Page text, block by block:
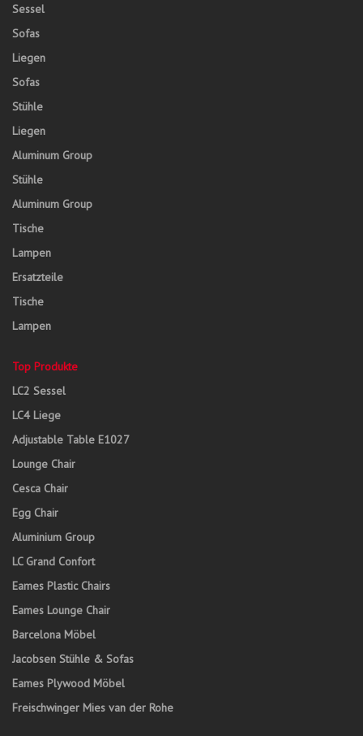
Sessel
Sofas
Liegen
Sofas
Stühle
Liegen
Aluminum Group
Stühle
Aluminum Group
Tische
Lampen
Ersatzteile
Tische
Lampen
Top Produkte
LC2 Sessel
LC4 Liege
Adjustable Table E1027
Lounge Chair
Cesca Chair
Egg Chair
Aluminium Group
LC Grand Confort
Eames Plastic Chairs
Eames Lounge Chair
Barcelona Möbel
Jacobsen Stühle & Sofas
Eames Plywood Möbel
Freischwinger Mies van der Rohe